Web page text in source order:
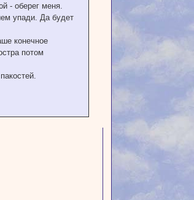
- оберег меня.
упади. Да будет
конечное
потом